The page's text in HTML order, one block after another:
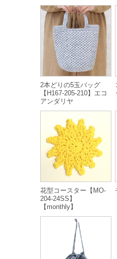
2本どりの5玉バッグ
【H167-205-210】エコ
アンダリヤ
花型コースター【MO-
204-24SS】
【monthly】